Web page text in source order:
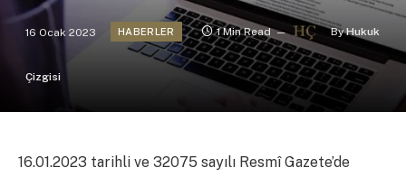
16 Ocak 2023 HABERLER 1 Min Read By Hukuk
Çizgisi
16.01.2023 tarihli ve 32075 sayılı Resmî Gazete’de